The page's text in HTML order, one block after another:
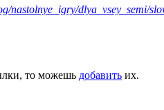
nastolnye_igry/dlya_vsey_semi/
то можешь добавить их.